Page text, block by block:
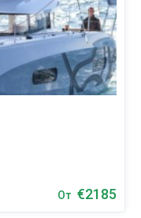
От €2185